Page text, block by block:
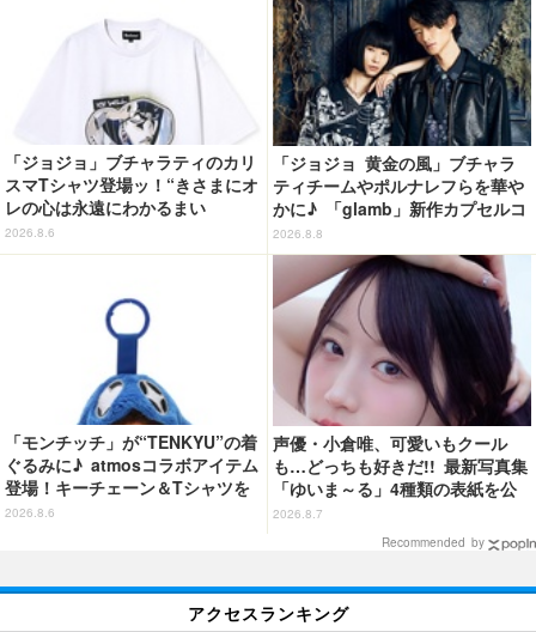
「ジョジョ」ブチャラティのカリ
スマTシャツ登場ッ！“きさまにオ
レの心は永遠にわかるまい
ッ！”や感動のクライマックスを
デザイン
2026.8.6
「ジョジョ 黄金の風」ブチャラ
ティチームやポルナレフらを華や
かに♪ 「glamb」新作カプセルコ
レクション登場
2026.8.8
「モンチッチ」が“TENKYU”の着
ぐるみに♪ atmosコラボアイテム
登場！キーチェーン＆Tシャツを
展開
2026.8.6
声優・小倉唯、可愛いもクール
も…どっちも好きだ!! 最新写真集
「ゆいま～る」4種類の表紙を公
開！「成長した私の姿を楽しんで
いただけたら」
2026.8.7
Recommended by
アクセスランキング